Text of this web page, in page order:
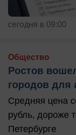
сегодня в 09:00
Общество
Ростов
городов для
Средняя цена
рубль, дороже
Петербурге